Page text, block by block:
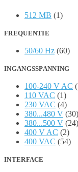
512 MB (1)
FREQUENTIE
50/60 Hz (60)
INGANGSSPANNING
100-240 V AC
110 VAC (1)
230 VAC (4)
380...480 V (30)
380...500 V (24)
400 V AC (2)
400 VAC (54)
INTERFACE